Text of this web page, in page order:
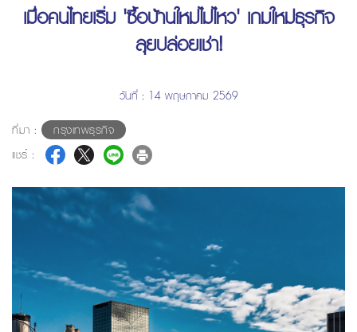
เมื่อคนไทยเริ่ม 'ซื้อบ้านใหม่ไม่ไหว' เกมใหม่ธุรกิจ
ลุยปล่อยเช่า!
วันที่ : 14 พฤษภาคม 2569
ที่มา :
กรุงเทพธุรกิจ
แชร์ :